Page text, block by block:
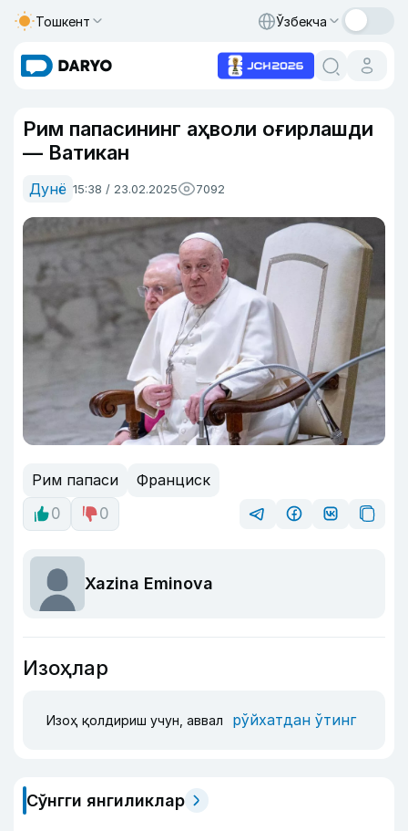
Тошкент Ўзбекча
Рим папасининг аҳволи оғирлашди
— Ватикан
Дунё 15:38 / 23.02.2025 7092
Рим папаси
Франциск
0
0
Xazina Eminova
Изоҳлар
Изоҳ қолдириш учун, аввал рўйхатдан ўтинг
Сўнгги янгиликлар